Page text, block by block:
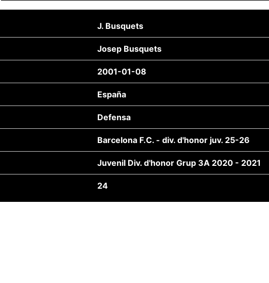
J. Busquets
Josep Busquets
2001-01-08
España
Defensa
Barcelona F.C. - div. d'honor juv. 25-26
Juvenil Div. d'honor Grup 3A 2020 - 2021
24